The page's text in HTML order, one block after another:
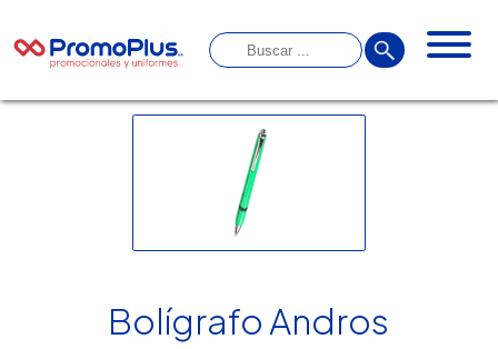
Bolígrafo Andros